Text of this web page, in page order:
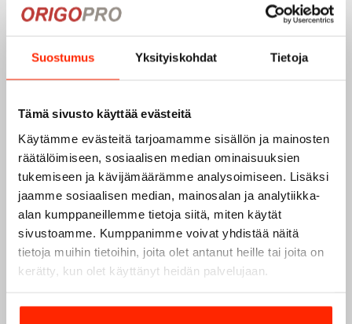
Suostumus Yksityiskohdat Tietoja
Tämä sivusto käyttää evästeitä
Käytämme evästeitä tarjoamamme sisällön ja mainosten
räätälöimiseen, sosiaalisen median ominaisuuksien
tukemiseen ja kävijämäärämme analysoimiseen. Lisäksi
jaamme sosiaalisen median, mainosalan ja analytiikka-
alan kumppaneillemme tietoja siitä, miten käytät
sivustoamme. Kumppanimme voivat yhdistää näitä
tietoja muihin tietoihin, joita olet antanut heille tai joita on
kerätty, kun olet käyttänyt heidän palvelujaan.
Origoproon suomalainen turvallisuus- ja
vuodesta 1975.
Origoprovalmistaa laadukkaita vaatteita,
jotka on kehitetty vuosikymmenten kokemuksella
:n tuotteet on suunniteltu yhteistyössä käyttäjien
ja erikoisammattilaisten kanssa, joiden kokemus inspiroi
innovoimaan entistä parempia ratkaisuja.